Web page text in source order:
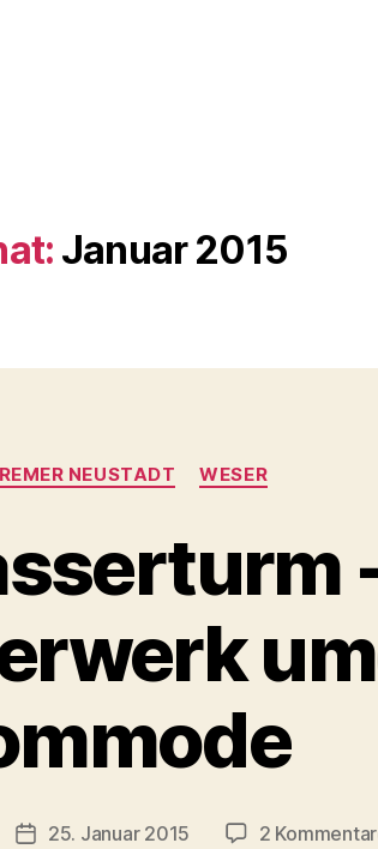
Januar 2015
Kategorien
NEUSTADT WESER
Veröffentlichungsdatum
25. Januar 2015 2